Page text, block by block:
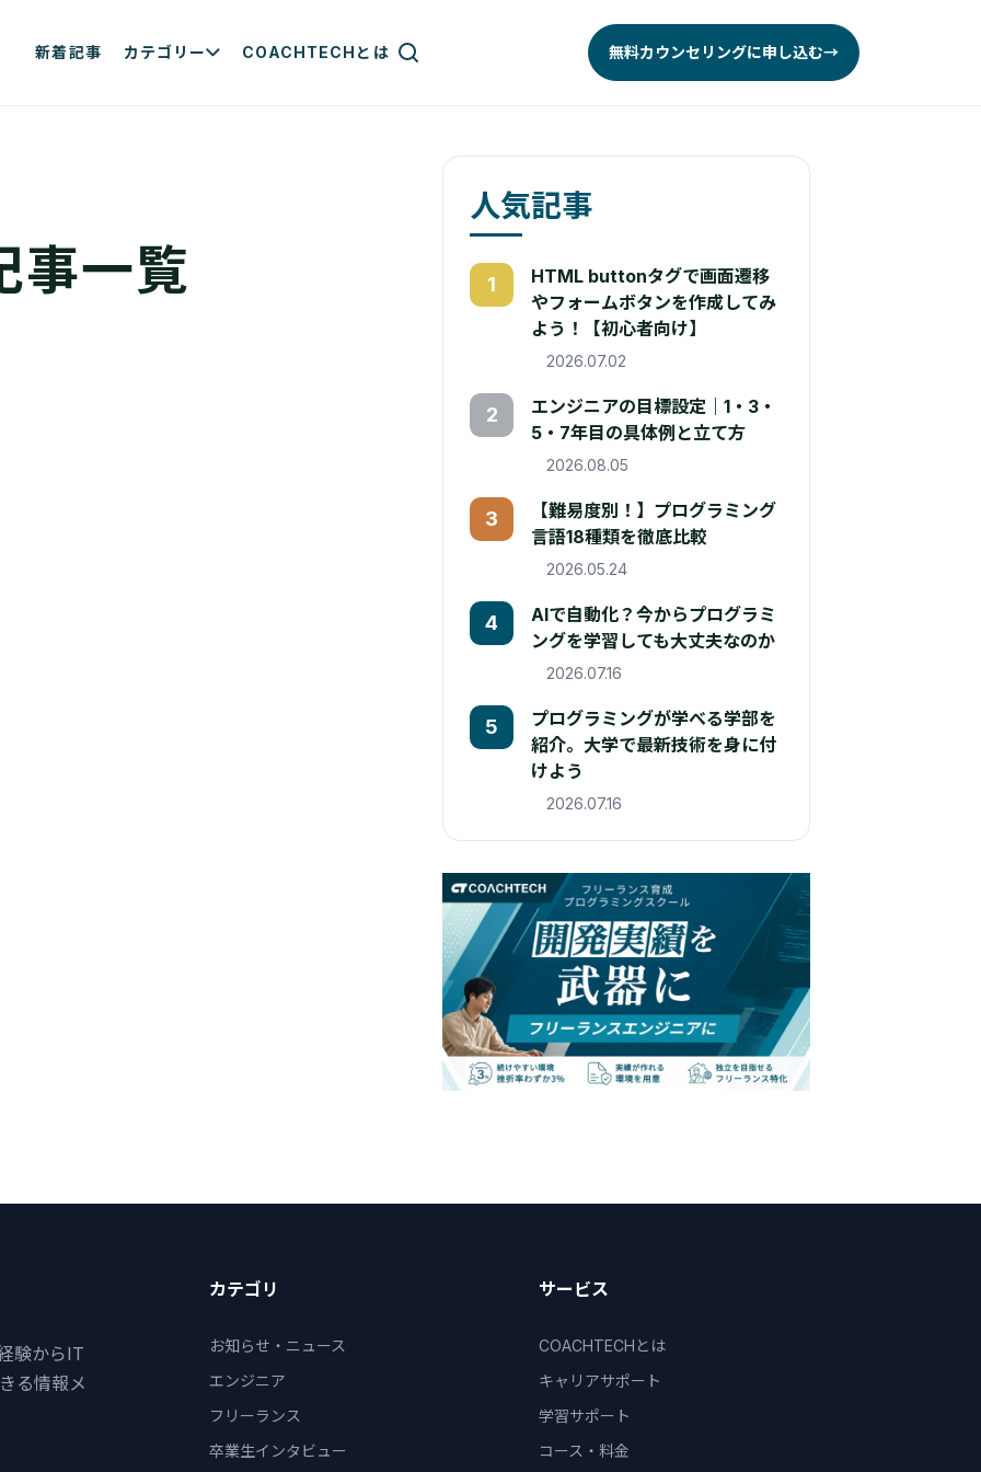
新着記事 カテゴリー COACHTECHとは 無料カウンセリングに申し込む→
事一覧
人気記事
1
HTML buttonタグで画面遷移
やフォームボタンを作成してみ
よう！【初心者向け】
2026.07.02
2
エンジニアの目標設定｜1・3・
5・7年目の具体例と立て方
2026.08.05
3
【難易度別！】プログラミング
言語18種類を徹底比較
2026.05.24
4
AIで自動化？今からプログラミ
ングを学習しても大丈夫なのか
2026.07.16
5
プログラミングが学べる学部を
紹介。大学で最新技術を身に付
けよう
2026.07.16
験からIT
る情報メ
カテゴリ
お知らせ・ニュース
エンジニア
フリーランス
卒業生インタビュー
サービス
COACHTECHとは
キャリアサポート
学習サポート
コース・料金